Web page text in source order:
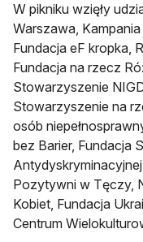
W pikniku wzięły
Warszawa,
Fundacja eF kropka,
Fundacja na rzecz
Stowarzyszenie
Stowarzyszenie na
osób
bez Barier, Fundacja
Pozytywni w Tęczy,
Kobiet, Fundacja
Centrum